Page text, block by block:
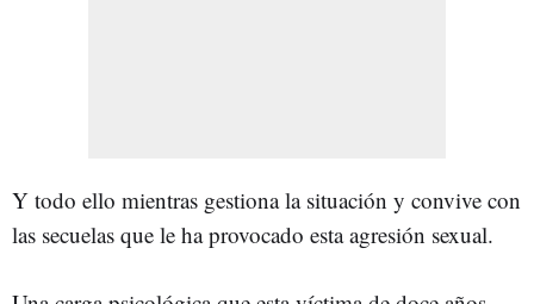
Y todo ello mientras gestiona la situación y convive con
las secuelas que le ha provocado esta agresión sexual.